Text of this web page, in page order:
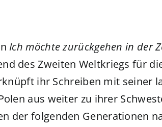
Ich möchte zurückgehen in der
des Zweiten Weltkriegs für
ihr Schreiben mit seiner
aus weiter zu ihrer
der folgenden Generationen